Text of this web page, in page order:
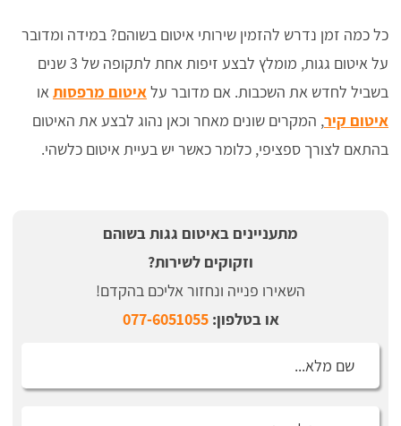
כל כמה זמן נדרש להזמין שירותי איטום בשוהם? במידה ומדובר
על איטום גגות, מומלץ לבצע זיפות אחת לתקופה של 3 שנים
בשביל לחדש את השכבות. אם מדובר עלאיטום מרפסותאו
איטום קיר, המקרים שונים מאחר וכאן נהוג לבצע את האיטום
בהתאם לצורך ספציפי, כלומר כאשר יש בעיית איטום כלשהי.
מתעניינים באיטום גגות בשוהם
וזקוקים לשירות?
השאירו פנייה ונחזור אליכם בהקדם!
או בטלפון:077-6051055